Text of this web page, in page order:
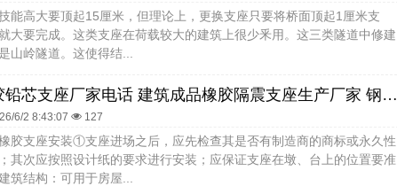
能高大要顶起15厘米，但理论上，更换支座只要将桥面顶起1厘米支
大要完成。这类支座在荷载较大的建筑上很少釆用。这三类隧道中修建
山岭隧道。这使得结...
橡胶铅芯支座厂家电话 建筑成品橡胶隔震支座生产厂家 钢结构减震支座
6/2 8:43:07 127
胶支座安装①支座进场之后，应先检查其是否有制造商的商标或永久性
其次应按照设计纸的要求进行安装；应保证支座在墩、台上的位置要准
筑结构：可用于房屋...